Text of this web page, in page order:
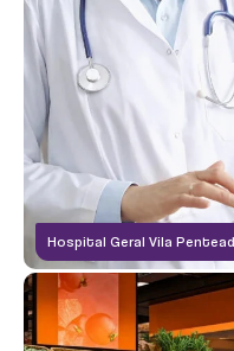
Área privativa das
42 e 45m² (2 Quartos
Número de torres:
1
Número de andares:
4 Subsolos + Térreo +
Número de vagas:
Número de
2
Construtora:
Hospital Geral Vila